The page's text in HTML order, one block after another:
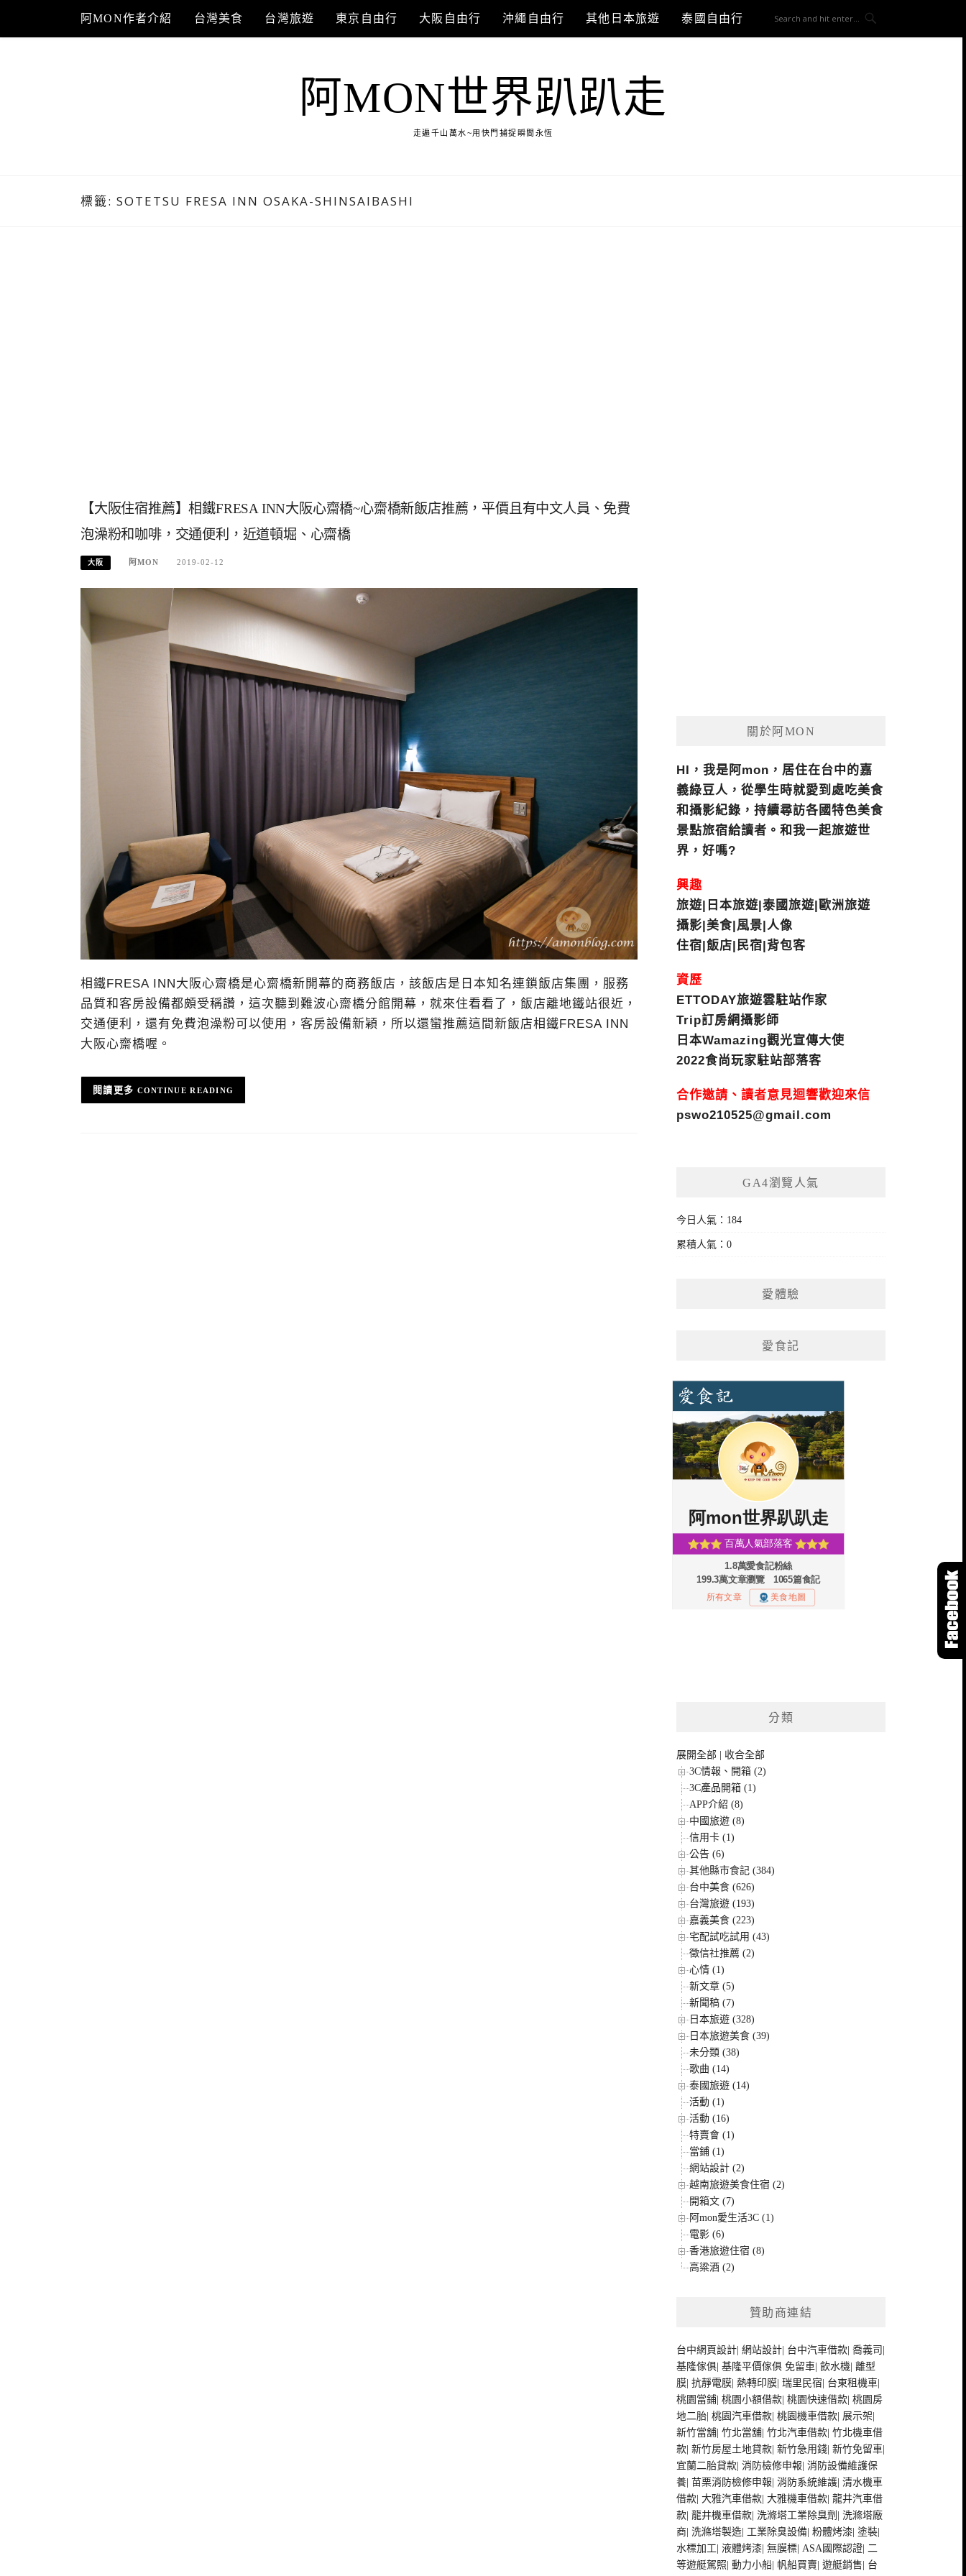
content
阿MON作者介紹 台灣美食 台灣旅遊 東京自由行 大阪自由行 沖繩自由行 其他日本旅遊 泰國自由行
阿MON世界趴趴走
走遍千山萬水~用快門捕捉瞬間永恆
標籤: SOTETSU FRESA INN OSAKA-SHINSAIBASHI
【大阪住宿推薦】相鐵FRESA INN大阪心齋橋~心齋橋新飯店推薦，平價且有中文人員、免費
泡澡粉和咖啡，交通便利，近道頓堀、心齋橋
大阪 阿MON 2019-02-12
相鐵FRESA INN大阪心齋橋是心齋橋新開幕的商務飯店，該飯店是日本知名連鎖飯店集團，服務
品質和客房設備都頗受稱讚，這次聽到難波心齋橋分館開幕，就來住看看了，飯店離地鐵站很近，
交通便利，還有免費泡澡粉可以使用，客房設備新穎，所以還蠻推薦這間新飯店相鐵FRESA INN
大阪心齋橋喔。
CONTINUE READING
關於阿MON
HI，我是阿mon，居住在台中的嘉
義綠豆人，從學生時就愛到處吃美食
和攝影紀錄，持續尋訪各國特色美食
景點旅宿給讀者。和我一起旅遊世
界，好嗎?
興趣
旅遊|日本旅遊|泰國旅遊|歐洲旅遊
攝影|美食|風景|人像
住宿|飯店|民宿|背包客
資歷
ETTODAY旅遊雲駐站作家
Trip訂房網攝影師
日本Wamazing觀光宣傳大使
2022食尚玩家駐站部落客
合作邀請、讀者意見迴響歡迎來信
pswo210525@gmail.com
GA4瀏覽人氣
今日人氣：184
累積人氣：0
愛體驗
愛食記
分類
展開全部
收合全部
3C情報、開箱 (2)
3C產品開箱 (1)
APP介紹 (8)
中國旅遊 (8)
信用卡 (1)
公告 (6)
其他縣市食記 (384)
台中美食 (626)
台灣旅遊 (193)
嘉義美食 (223)
宅配試吃試用 (43)
徵信社推薦 (2)
心情 (1)
新文章 (5)
新聞稿 (7)
日本旅遊 (328)
日本旅遊美食 (39)
未分類 (38)
歌曲 (14)
泰國旅遊 (14)
活動 (1)
活動 (16)
特賣會 (1)
當鋪 (1)
網站設計 (2)
越南旅遊美食住宿 (2)
開箱文 (7)
阿mon愛生活3C (1)
電影 (6)
香港旅遊住宿 (8)
高粱酒 (2)
贊助商連結
台中網頁設計 |網站設計 台中汽車借款 |喬義司
基隆傢俱 |基隆平價傢俱 免留車 |飲水機 |離型
膜 |抗靜電膜 |熱轉印膜 |瑞里民宿 台東租機車
桃園當鋪 |桃園小額借款 |桃園快速借款 |桃園房
地二胎 |桃園汽車借款 |桃園機車借款 展示架
新竹當舖 |竹北當舖 |竹北汽車借款 |竹北機車借
款 |新竹房屋土地貸款 |新竹急用錢 |新竹免留車
宜蘭二胎貸款 |消防檢修申報 |消防設備維護保
養 |苗栗消防檢修申報 |消防系統維護 |清水機車
借款 |大雅汽車借款 |大雅機車借款 |龍井汽車借
款 |龍井機車借款 洗滌塔工業除臭劑
洗滌塔廠
商 洗滌塔製造 工業除臭設備 |粉體烤漆 |塗裝
水標加工 |液體烤漆 |無膜標 |ASA國際認證 |二
等遊艇駕照 |動力小船 帆船買賣 |遊艇銷售 台